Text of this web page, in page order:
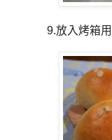
9.放入烤箱